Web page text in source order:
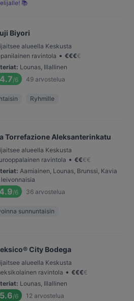
📚
Biyori
alueella Keskusta
ravintola • €€€€
: Lounas, Illallinen
4.7/6 49 arvostelua
Ryhmille
Torrefazione Aleksanterinkatu
alueella Keskusta
ravintola • €€€€
: Aamiainen, Lounas, Brunssi, Kavia
leivonnaisia
4.9/6 36 arvostelua
sunnuntaisin
City Bodega
alueella Keskusta
ravintola • €€€€
: Lounas, Illallinen
5.6/6 12 arvostelua